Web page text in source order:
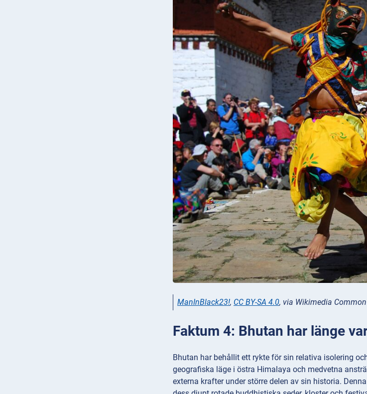
ManInBlack23!, CC BY-SA 4.0, via Wikimedia Common
Faktum 4: Bhutan har länge
Bhutan har behållit ett rykte för sin relativa isolering
geografiska läge i östra Himalaya och medvetna
externa krafter under större delen av sin historia.